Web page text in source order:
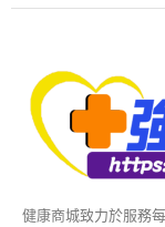
健康商城致力於服務